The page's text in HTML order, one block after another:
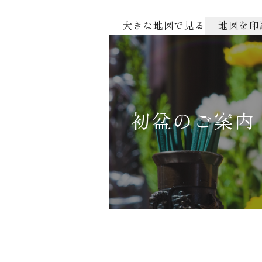
大きな地図で見る 地図を印
初盆のご案内